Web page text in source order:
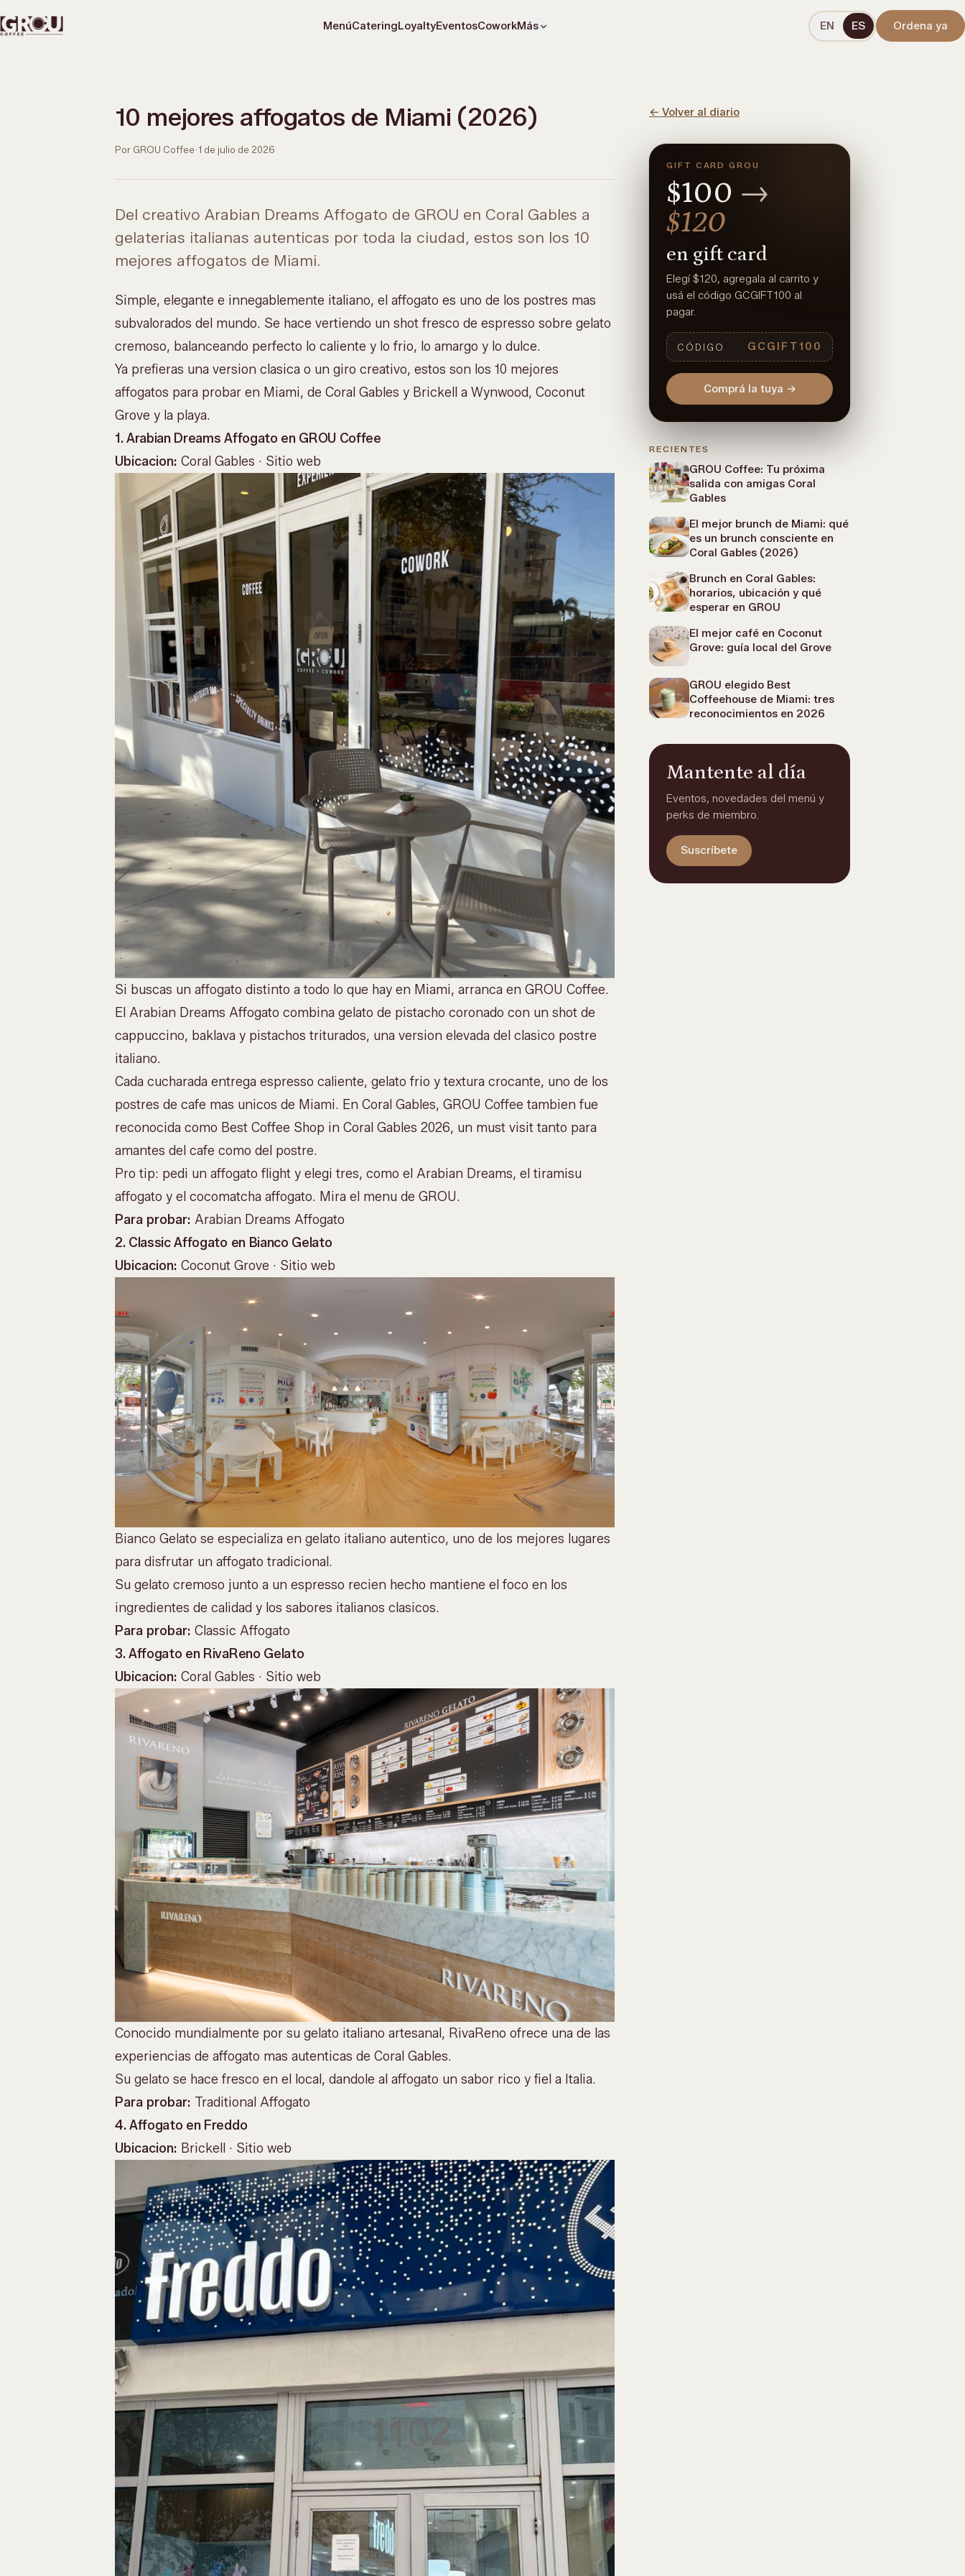
MenúCateringLoyaltyEventosCoworkMás EN ES Ordena ya
10 mejores affogatos de Miami (2026)
Por GROU Coffee·1 de julio de 2026
Del creativo Arabian Dreams Affogato de GROU en Coral Gables a
gelaterias italianas autenticas por toda la ciudad, estos son los 10
mejores affogatos de Miami.
Simple, elegante e innegablemente italiano, el affogato es uno de los postres mas
subvalorados del mundo. Se hace vertiendo un shot fresco de espresso sobre gelato
cremoso, balanceando perfecto lo caliente y lo frio, lo amargo y lo dulce.
Ya prefieras una version clasica o un giro creativo, estos son los 10 mejores
affogatos para probar en Miami, de Coral Gables y Brickell a Wynwood, Coconut
Grove y la playa.
1. Arabian Dreams Affogato en GROU Coffee
Ubicacion: Coral Gables · Sitio web
Si buscas un affogato distinto a todo lo que hay en Miami, arranca en GROU Coffee.
El Arabian Dreams Affogato combina gelato de pistacho coronado con un shot de
cappuccino, baklava y pistachos triturados, una version elevada del clasico postre
italiano.
Cada cucharada entrega espresso caliente, gelato frio y textura crocante, uno de los
postres de cafe mas unicos de Miami. En Coral Gables, GROU Coffee tambien fue
reconocida como Best Coffee Shop in Coral Gables 2026, un must visit tanto para
amantes del cafe como del postre.
Pro tip: pedi un affogato flight y elegi tres, como el Arabian Dreams, el tiramisu
affogato y el cocomatcha affogato. Mira el menu de GROU.
Para probar: Arabian Dreams Affogato
2. Classic Affogato en Bianco Gelato
Ubicacion: Coconut Grove · Sitio web
Bianco Gelato se especializa en gelato italiano autentico, uno de los mejores lugares
para disfrutar un affogato tradicional.
Su gelato cremoso junto a un espresso recien hecho mantiene el foco en los
ingredientes de calidad y los sabores italianos clasicos.
Para probar: Classic Affogato
3. Affogato en RivaReno Gelato
Ubicacion: Coral Gables · Sitio web
Conocido mundialmente por su gelato italiano artesanal, RivaReno ofrece una de las
experiencias de affogato mas autenticas de Coral Gables.
Su gelato se hace fresco en el local, dandole al affogato un sabor rico y fiel a Italia.
Para probar: Traditional Affogato
4. Affogato en Freddo
Ubicacion: Brickell · Sitio web
← Volver al diario
GIFT CARD GROU
$100 →
$120
en gift card
Elegí $120, agregala al carrito y
usá el código GCGIFT100 al
pagar.
CÓDIGO GCGIFT100
Comprá la tuya →
RECIENTES
GROU Coffee: Tu próxima
salida con amigas Coral
Gables
El mejor brunch de Miami: qué
es un brunch consciente en
Coral Gables (2026)
Brunch en Coral Gables:
horarios, ubicación y qué
esperar en GROU
El mejor café en Coconut
Grove: guía local del Grove
GROU elegido Best
Coffeehouse de Miami: tres
reconocimientos en 2026
Mantente al día
Eventos, novedades del menú y
perks de miembro.
Suscríbete